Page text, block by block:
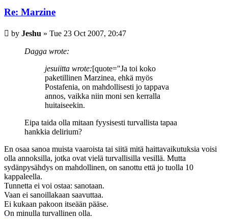
Re: Marzine
Post
by Jeshu » Tue 23 Oct 2007, 20:47
Dagga wrote:
jesuiitta wrote:[quote="Ja toi koko
paketillinen Marzinea, ehkä myös
Postafenia, on mahdollisesti jo tappava
annos, vaikka niin moni sen kerralla
huitaiseekin.
Eipa taida olla mitaan fyysisesti turvallista tapaa
hankkia delirium?
En osaa sanoa muista vaaroista tai siitä mitä haittavaikutuksia voisi
olla annoksilla, jotka ovat vielä turvallisilla vesillä. Mutta
sydänpysähdys on mahdollinen, on sanottu että jo tuolla 10
kappaleella.
Tunnetta ei voi ostaa: sanotaan.
Vaan ei sanoillakaan saavuttaa.
Ei kukaan pakoon itseään pääse.
On minulla turvallinen olla.